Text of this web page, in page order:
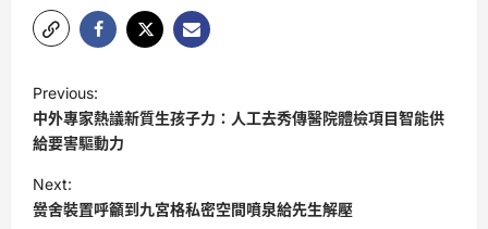
o
s
t
n
Previous:
中外專家熱議新質生孩子力：人工去秀傳醫院體檢項目智能供
給要害驅動力
Next:
黌舍裝置呼籲到九宮格私密空間噴泉給先生解壓